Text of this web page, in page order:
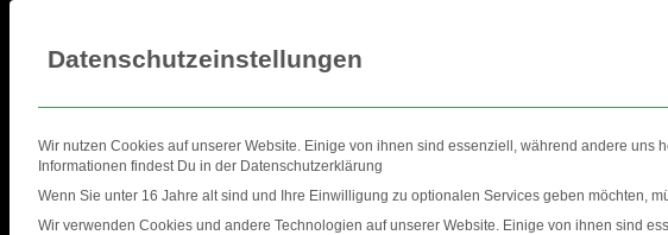
HOME EVENTS FOTOS VIDEO INFOS
Datenschutzeinstellungen
Wir nutzen Cookies auf unserer Website. Einige von ihnen sind essenziell, während andere uns
Informationen findest Du in der Datenschutzerklärung
Wenn Sie unter 16 Jahre alt sind und Ihre Einwilligung zu optionalen Services geben möchten,
Wir verwenden Cookies und andere Technologien auf unserer Website. Einige von ihnen sind